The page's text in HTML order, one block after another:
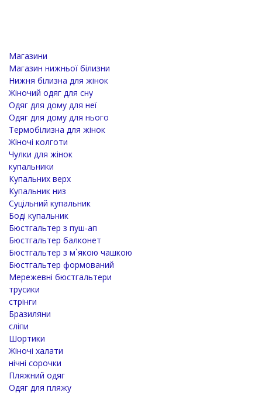
Магазини
Магазин нижньої білизни
Нижня білизна для жінок
Жіночий одяг для сну
Одяг для дому для неї
Одяг для дому для нього
Термобілизна для жінок
Жіночі колготи
Чулки для жінок
купальники
Купальних верх
Купальник низ
Суцільний купальник
Боді купальник
Бюстгальтер з пуш-ап
Бюстгальтер балконет
Бюстгальтер з м`якою чашкою
Бюстгальтер формований
Мережевні бюстгальтери
трусики
стрінги
Бразиляни
сліпи
Шортики
Жіночі халати
нічні сорочки
Пляжний одяг
Одяг для пляжу